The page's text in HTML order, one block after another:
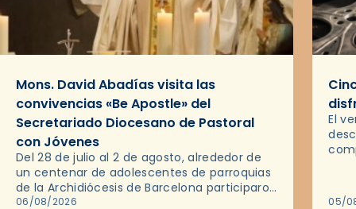
Mons. David Abadías visita las
convivencias «Be Apostle» del
Secretariado Diocesano de Pastoral
con Jóvenes
Del 28 de julio al 2 de agosto, alrededor de
un centenar de adolescentes de parroquias
de la Archidiócesis de Barcelona participaron
en las convivencias Be Apostle, organizadas
06/08/2026
El
05/